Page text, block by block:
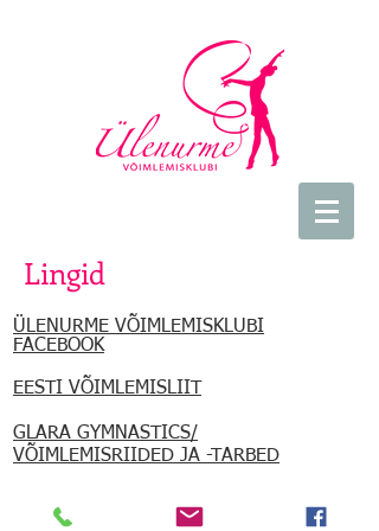
Lingid
ÜLENURME VÕIMLEMISKLUBI
FACEBOOK
EESTI VÕIMLEMISLIIT
GLARA GYMNASTICS/
VÕIMLEMISRIIDED JA -TARBED